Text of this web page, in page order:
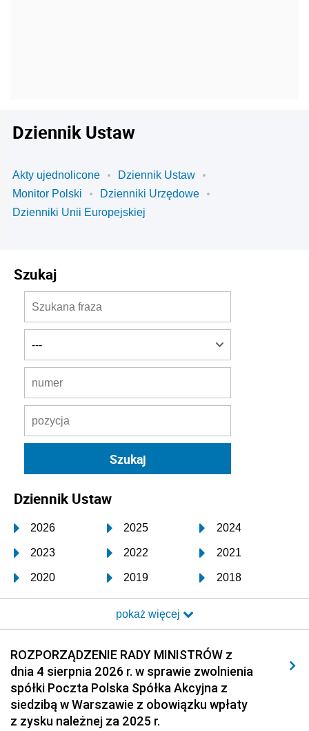
Dziennik Ustaw
Akty ujednolicone
Dziennik Ustaw
Monitor Polski
Dzienniki Urzędowe
Dzienniki Unii Europejskiej
Szukaj
Dziennik Ustaw
2026 2025 2024
2023 2022 2021
2020 2019 2018
2017 2016 2015
2014 2013 2012
2011 2010 2009
2008 2007 2006
2005 2004 2003
2002 2001
pokaż więcej
ROZPORZĄDZENIE RADY MINISTRÓW z
dnia 4 sierpnia 2026 r. w sprawie zwolnienia
spółki Poczta Polska Spółka Akcyjna z
siedzibą w Warszawie z obowiązku wpłaty
z zysku należnej za 2025 r.